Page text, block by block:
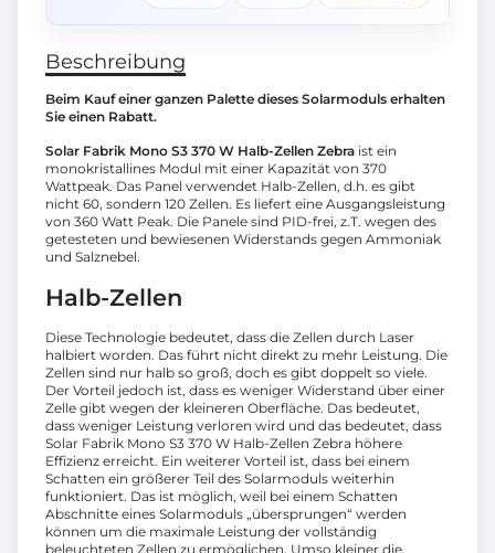
Beschreibung
Beim Kauf einer ganzen Palette dieses Solarmoduls erhalten
Sie einen Rabatt.
Solar Fabrik Mono S3 370 W Halb-Zellen Zebra ist ein
monokristallines Modul mit einer Kapazität von 370
Wattpeak. Das Panel verwendet Halb-Zellen, d.h. es gibt
nicht 60, sondern 120 Zellen. Es liefert eine Ausgangsleistung
von 360 Watt Peak. Die Panele sind PID-frei, z.T. wegen des
getesteten und bewiesenen Widerstands gegen Ammoniak
und Salznebel.
Halb-Zellen
Diese Technologie bedeutet, dass die Zellen durch Laser
halbiert worden. Das führt nicht direkt zu mehr Leistung. Die
Zellen sind nur halb so groß, doch es gibt doppelt so viele.
Der Vorteil jedoch ist, dass es weniger Widerstand über einer
Zelle gibt wegen der kleineren Oberfläche. Das bedeutet,
dass weniger Leistung verloren wird und das bedeutet, dass
Solar Fabrik Mono S3 370 W Halb-Zellen Zebra höhere
Effizienz erreicht. Ein weiterer Vorteil ist, dass bei einem
Schatten ein größerer Teil des Solarmoduls weiterhin
funktioniert. Das ist möglich, weil bei einem Schatten
Abschnitte eines Solarmoduls „übersprungen“ werden
können um die maximale Leistung der vollständig
beleuchteten Zellen zu ermöglichen. Umso kleiner die